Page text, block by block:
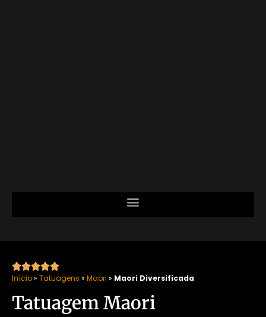

Início» Tatuagens » Maori » Maori Diversificada
Tatuagem Maori